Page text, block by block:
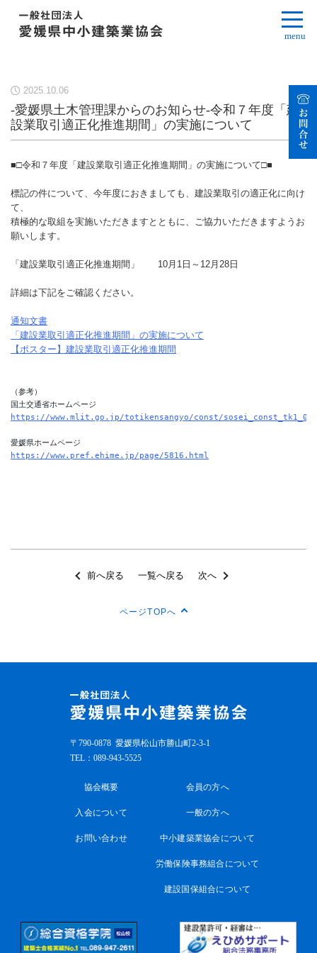
menu
2025.10.06
-愛媛県土木管理課からのお知らせ-令和７年度「建
設業取引適正化推進期間」の実施について
■□令和７年度「建設業取引適正化推進期間」の実施について□■
標記の件について、今年度におきましても、建設業取引の適正化に向け
て、
積極的な取組を実施いただきますとともに、ご協力いただきますようお
願いします。
「建設業取引適正化推進期間」 10月1日～12月28日
詳細は下記をご確認ください。
通知文書
「建設業取引適正化推進期間」の実施について
【ポスター】建設業取引適正化推進期間
（参考）
https://www.mlit.go.jp/totikensangyo/const/
https://www.pref.ehime.jp/page/5816.html
前へ戻る 一覧へ戻る 次へ
ページTOPへ
〒790-0878 愛媛県松山市勝山町2-3-1
TEL： 089-943-5525
協会概要
入会について
お問い合わせ
会員の方へ
一般の方へ
中小建築業協会について
労働保険事務組合について
建設国保組合について